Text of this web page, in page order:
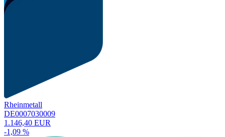
Rheinmetall
DE0007030009
1.146,40 EUR
-1,09 %